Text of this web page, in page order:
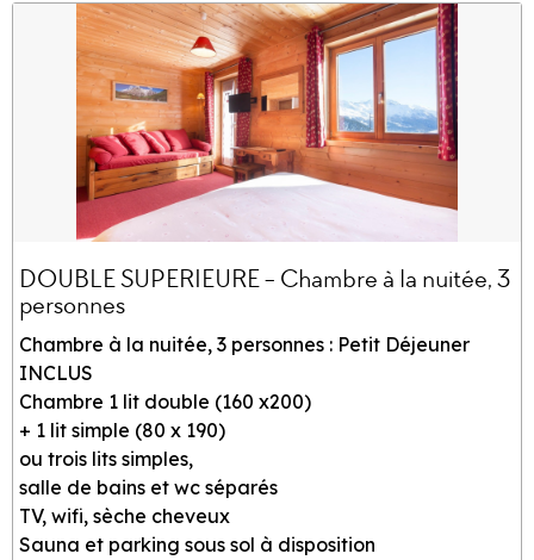
DOUBLE SUPERIEURE - Chambre à la nuitée, 3
personnes
Chambre à la nuitée, 3 personnes : Petit Déjeuner
INCLUS
Chambre 1 lit double (160 x200)
+ 1 lit simple (80 x 190)
ou trois lits simples,
salle de bains et wc séparés
TV, wifi, sèche cheveux
Sauna et parking sous sol à disposition